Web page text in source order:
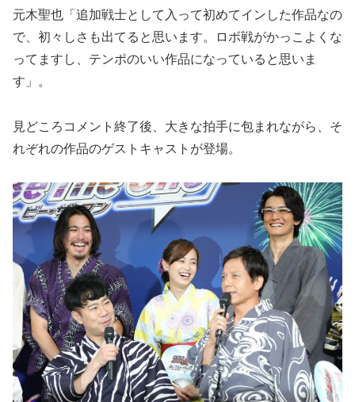
元木聖也「追加戦士として入って初めてインした作品なの
で、初々しさも出てると思います。ロボ戦がかっこよくな
ってますし、テンポのいい作品になっていると思いま
す」。
見どころコメント終了後、大きな拍手に包まれながら、そ
れぞれの作品のゲストキャストが登場。